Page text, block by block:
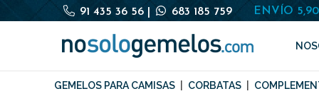
91 435 36 56 683 185 759 ENVÍO
GEMELOS PARA CAMISAS CORBATAS